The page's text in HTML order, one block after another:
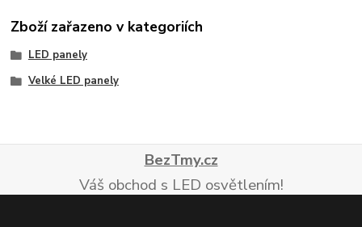
Zboží zařazeno v kategoriích
LED panely
Velké LED panely
BezTmy.cz
Váš obchod s LED osvětlením!